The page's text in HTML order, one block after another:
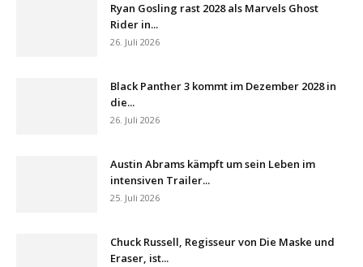
Ryan Gosling rast 2028 als Marvels Ghost
Rider in...
26. Juli 2026
Black Panther 3 kommt im Dezember 2028 in
die...
26. Juli 2026
Austin Abrams kämpft um sein Leben im
intensiven Trailer...
25. Juli 2026
Chuck Russell, Regisseur von Die Maske und
Eraser, ist...